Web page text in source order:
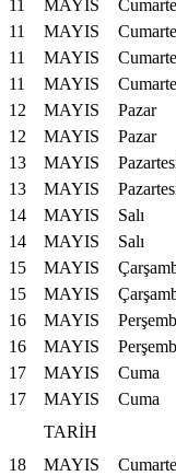
11 MAYIS
11
MAYIS
11
MAYIS
11
MAYIS
12
MAYIS Pazar
12
MAYIS Pazar
13
MAYIS
13
MAYIS
14
MAYIS Salı
14
MAYIS Salı
15
MAYIS
15
MAYIS
16
MAYIS
16
MAYIS
17
MAYIS Cuma
17
MAYIS Cuma
TARİH
18
MAYIS